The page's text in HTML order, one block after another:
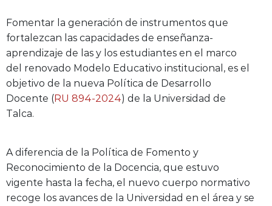
Fomentar la generación de instrumentos que
fortalezcan las capacidades de enseñanza-
aprendizaje de las y los estudiantes en el marco
del renovado Modelo Educativo institucional, es el
objetivo de la nueva Política de Desarrollo
Docente (RU 894-2024) de la Universidad de
Talca.
A diferencia de la Política de Fomento y
Reconocimiento de la Docencia, que estuvo
vigente hasta la fecha, el nuevo cuerpo normativo
recoge los avances de la Universidad en el área y se